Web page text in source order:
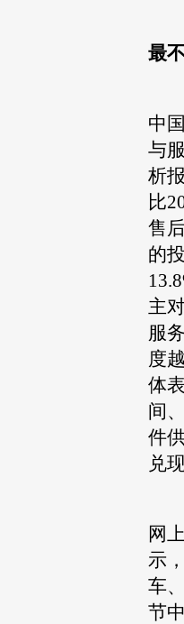
最
中
与
析
比
售
的
主
服
度
体
间
件
兑
网
示
车
节